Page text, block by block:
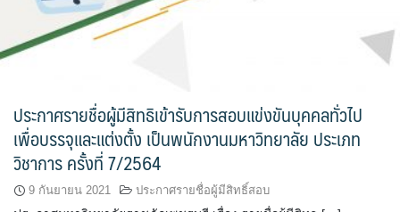
ประกาศรายชื่อผู้มีสิทธิเข้ารับการสอบแข่งขันบุคคลทั่วไป
เพื่อบรรจุและแต่งตั้ง เป็นพนักงานมหาวิทยาลัย ประเภท
วิชาการ ครั้งที่ 7/2564
9 กันยายน 2021 ประกาศรายชื่อผู้มีสิทธิ์สอบ